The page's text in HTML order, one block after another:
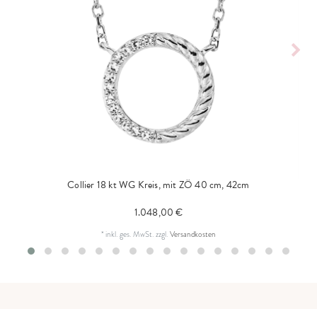
Collier 18 kt WG Kreis, mit ZÖ 40 cm, 42cm
1.048,00 €
* inkl. ges. MwSt.zzgl.Versandkosten